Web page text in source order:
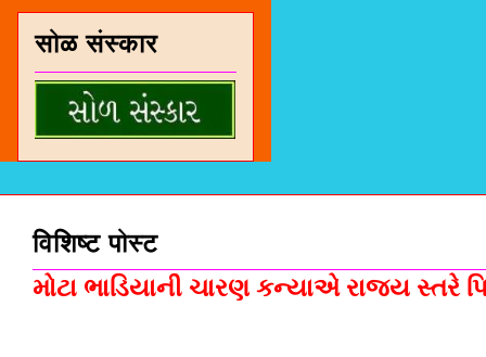
सोळ संस्कार
विशिष्ट पोस्ट
મોટા ભાડિયાની ચારણ કન્યાએ રાજ્ય સ્તરે